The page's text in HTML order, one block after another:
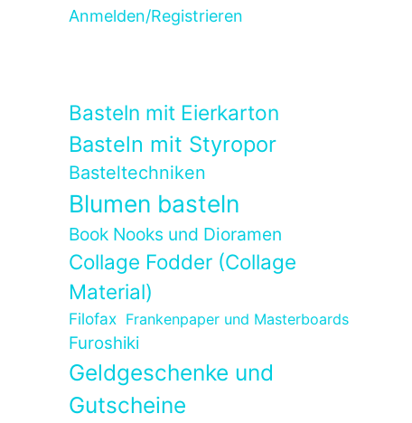
Anmelden/Registrieren
Basteln mit Eierkarton
Basteln mit Styropor
Basteltechniken
Blumen basteln
Book Nooks und Dioramen
Collage Fodder (Collage
Material)
Filofax Frankenpaper und Masterboards
Furoshiki
Geldgeschenke und
Gutscheine